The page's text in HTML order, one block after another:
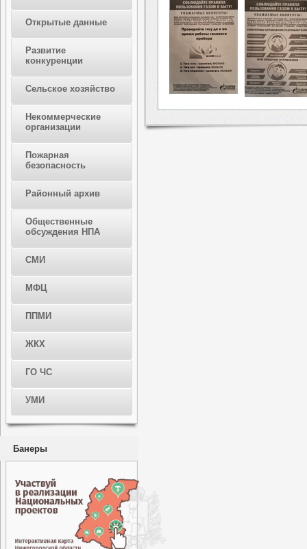
Открытые данные
Развитие
конкуренции
Сельское хозяйство
Некоммерческие
организации
Пожарная
безопасность
Районный архив
Общественные
обсуждения НПА
СМИ
МФЦ
ППМИ
ЖКХ
ГО ЧС
УМИ
Банеры